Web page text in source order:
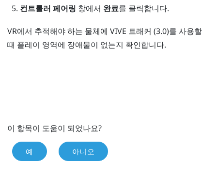
컨트롤러 페어링 창에서 완료를 클릭합니다.
VR에서 추적해야 하는 물체에 VIVE 트래커 (3.0)를 사용할
때 플레이 영역에 장애물이 없는지 확인합니다.
이 항목이 도움이 되었나요?
예 아니오